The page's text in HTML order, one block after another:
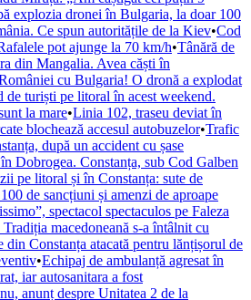
explozia dronei în Bulgaria, la doar 100
Ce spun autoritățile de la Kiev•Cod
pot ajunge la 70 km/h•Tânără de
din Mangalia. Avea căști în
cu Bulgaria! O dronă a explodat
de turiști pe litoral în acest weekend.
la mare•Linia 102, traseu deviat în
blochează accesul autobuzelor•Trafic
după un accident cu șase
Dobrogea. Constanța, sub Cod Galben
pe litoral și în Constanța: sute de
de sancțiuni și amenzi de aproape
spectacol spectaculos pe Faleza
macedoneană s-a întâlnit cu
din Constanța atacată pentru lănțișorul de
•Echipaj de ambulanță agresat în
iar autosanitara a fost
anunț despre Unitatea 2 de la